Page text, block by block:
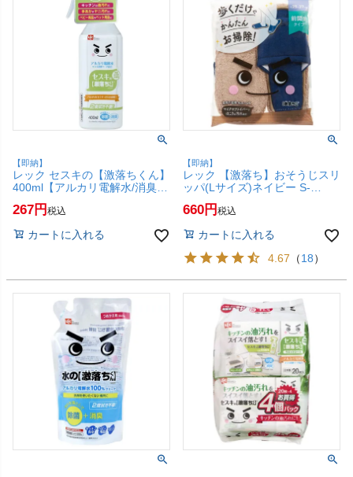
【即納】
レック セスキの【激落ちくん】
400ml【アルカリ電解水/消臭/
激落ちくん/LEC】【SBT】
(6043315)
267 税込
カートに入れる
【即納】
レック 【激落ち】おそうじスリ
ッパ(Lサイズ)ネイビー S-
815【マイクロファイバー/超極
細繊維/拭き掃除/掃き掃除/丸洗
【SBT】 (6043311)
660 税込
カートに入れる
4.67 （18）